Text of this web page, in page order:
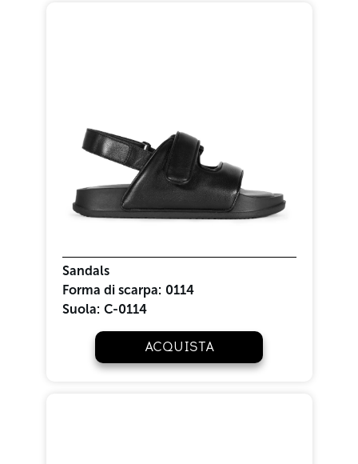
Sandals
Forma di scarpa: 0114
Suola: C-0114
ACQUISTA